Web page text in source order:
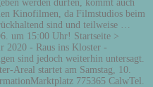
werden dürfen, kommt auch
Kinofilmen, da Filmstudios beim
sind und teilweise …
um 15:00 Uhr! Startseite >
2020 - Raus ins Kloster -
sind jedoch weiterhin untersagt.
Areal startet am Samstag, 10.
775365 CalwTel.